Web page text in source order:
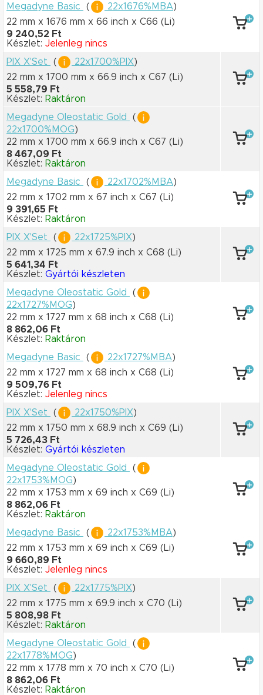
Megadyne Basic
( 22x1676%MBA)
22 mm x 1676 mm x 66 inch x C66 (Li)
9 240,52 Ft
Készlet: Jelenleg nincs
PIX X'Set
( 22x1700%PIX)
22 mm x 1700 mm x 66.9 inch x C67 (Li)
5 558,79 Ft
Készlet: Raktáron
Megadyne Oleostatic Gold
(
22x1700%MOG)
22 mm x 1700 mm x 66.9 inch x C67 (Li)
8 467,09 Ft
Készlet: Raktáron
Megadyne Basic
( 22x1702%MBA)
22 mm x 1702 mm x 67 inch x C67 (Li)
9 391,65 Ft
Készlet: Raktáron
PIX X'Set
( 22x1725%PIX)
22 mm x 1725 mm x 67.9 inch x C68 (Li)
5 641,34 Ft
Készlet: Gyártói készleten
Megadyne Oleostatic Gold
(
22x1727%MOG)
22 mm x 1727 mm x 68 inch x C68 (Li)
8 862,06 Ft
Készlet: Raktáron
Megadyne Basic
( 22x1727%MBA)
22 mm x 1727 mm x 68 inch x C68 (Li)
9 509,76 Ft
Készlet: Jelenleg nincs
PIX X'Set
( 22x1750%PIX)
22 mm x 1750 mm x 68.9 inch x C69 (Li)
5 726,43 Ft
Készlet: Gyártói készleten
Megadyne Oleostatic Gold
(
22x1753%MOG)
22 mm x 1753 mm x 69 inch x C69 (Li)
8 862,06 Ft
Készlet: Raktáron
Megadyne Basic
( 22x1753%MBA)
22 mm x 1753 mm x 69 inch x C69 (Li)
9 660,89 Ft
Készlet: Jelenleg nincs
PIX X'Set
( 22x1775%PIX)
22 mm x 1775 mm x 69.9 inch x C70 (Li)
5 808,98 Ft
Készlet: Raktáron
Megadyne Oleostatic Gold
(
22x1778%MOG)
22 mm x 1778 mm x 70 inch x C70 (Li)
8 862,06 Ft
Készlet: Raktáron